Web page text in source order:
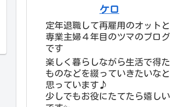
ケロ
定年退職して再雇用のオットと
専業主婦４年目のツマのブログ
です
楽しく暮らしながら生活で得た
ものなどを綴っていきたいなと
思っています♪
少しでもお役にたてたら嬉しい